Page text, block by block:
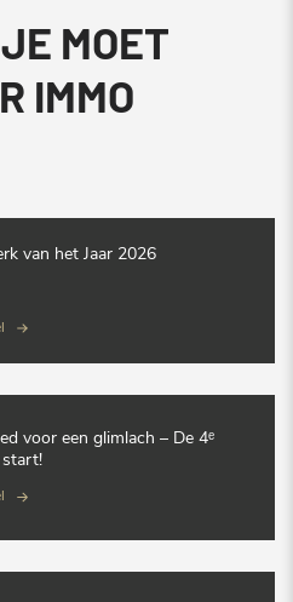
MOET
IMMO
van het Jaar 2026
voor een glimlach – De 4ᵉ